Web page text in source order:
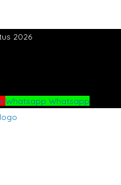
2026
Whatsapp Whatsapp